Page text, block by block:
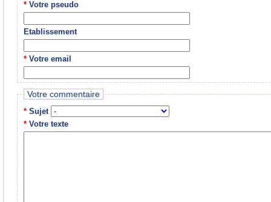
* Votre pseudo
Etablissement
* Votre email
Votre commentaire
* Sujet
* Votre texte